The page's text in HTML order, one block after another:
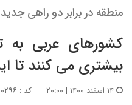
منطقه در برابر دو راهی جدید
کشورهای عربی به
بیشتری می کنند تا
کد : ۲۰۱۰۲۹۶